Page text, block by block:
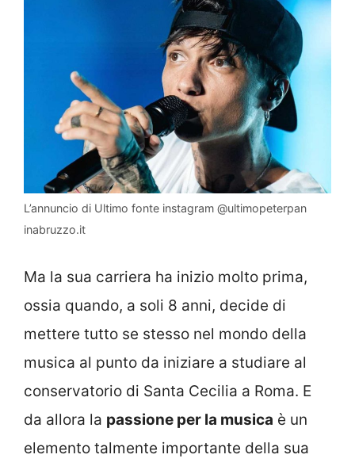
L’annuncio di Ultimo fonte instagram @ultimopeterpan
inabruzzo.it
Ma la sua carriera ha inizio molto prima,
ossia quando, a soli 8 anni, decide di
mettere tutto se stesso nel mondo della
musica al punto da iniziare a studiare al
conservatorio di Santa Cecilia a Roma. E
da allora la passione per la musica è un
elemento talmente importante della sua